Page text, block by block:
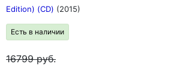
Edition) (CD) (2015)
Есть в наличии
16799руб.